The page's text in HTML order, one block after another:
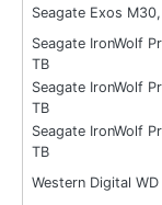
Seagate Exos
Seagate IronWolf
TB
Seagate IronWolf
TB
Seagate IronWolf
TB
Western Digital